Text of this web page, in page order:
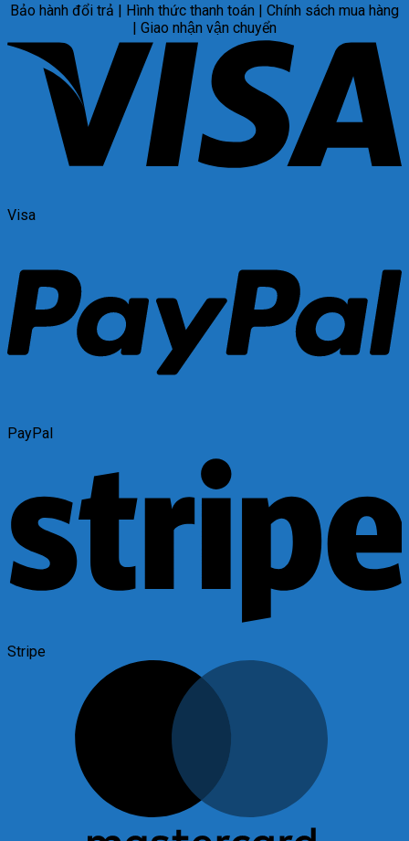
Bảo hành đổi trả | Hình thức thanh toán | Chính sách mua hàng
| Giao nhận vận chuyển
Visa
PayPal
Stripe